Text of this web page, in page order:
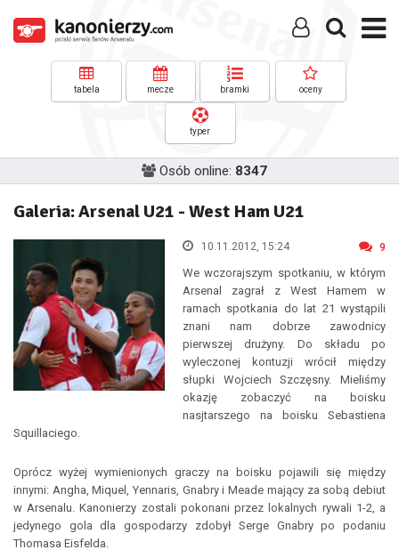
tabela mecze bramki oceny
typer
Osób online: 8347
Galeria: Arsenal U21 - West Ham U21
10.11.2012, 15:24 9
We wczorajszym spotkaniu, w którym
Arsenal zagrał z West Hamem w
ramach spotkania do lat 21 wystąpili
znani nam dobrze zawodnicy
pierwszej drużyny. Do składu po
wyleczonej kontuzji wrócił między
słupki Wojciech Szczęsny. Mieliśmy
okazję zobaczyć na boisku
nasjtarszego na boisku Sebastiena
Squillaciego.
Oprócz wyżej wymienionych graczy na boisku pojawili się między
innymi: Angha, Miquel, Yennaris, Gnabry i Meade mający za sobą debiut
w Arsenalu. Kanonierzy zostali pokonani przez lokalnych rywali 1-2, a
jedynego gola dla gospodarzy zdobył Serge Gnabry po podaniu
Thomasa Eisfelda.